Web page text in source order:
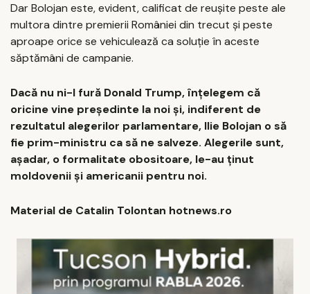
Dar Bolojan este, evident, calificat de reușite peste ale
multora dintre premierii României din trecut și peste
aproape orice se vehiculează ca soluție în aceste
săptămâni de campanie.
Dacă nu ni-l fură Donald Trump, înțelegem că
oricine vine președinte la noi și, indiferent de
rezultatul alegerilor parlamentare, Ilie Bolojan o să
fie prim-ministru ca să ne salveze. Alegerile sunt,
așadar, o formalitate obositoare, le-au ținut
moldovenii și americanii pentru noi.
Material de Catalin Tolontan hotnews.ro